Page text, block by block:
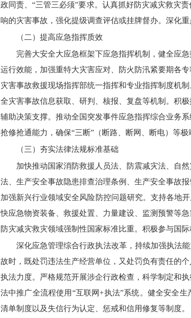
政同责、“三管三必须”要求。认真抓好防灾减灾救灾
响的灾害事故，强化提级调查评估或挂牌督办。深化
（二）提高应急指挥质效
完善大安全大应急框架下应急指挥机制，健全应
运行效能，加强重特大灾害应对、防火防汛紧要期各
灾害事故救援现场指挥部统一指挥和专业指挥制度机
全灾害事故信息获取、研判、核报、复盘等机制。积
辅助决策支撑。推动全国突发事件应急指挥综合业务
抢修抢通能力，确保“三断”（断路、断网、断电）等极
（三）夯实法律法规标准基础
加快推动国家消防救援人员法、防震减灾法、自
法、生产安全事故隐患排查治理条例、生产安全事故
加强新兴行业领域安全风险防控问题研究。支持各地
快应急物资装备、救援处置、力量建设、监测预警等
防灾减灾救灾领域强制性国家标准比重。积极参与国
深化应急管理综合行政执法改革，持续加强执法
故时，既处罚违法生产经营单位，又处罚负有责任的
执法力度。严格规范开展涉企行政检查，科学制定和
法中推广全流程使用“互联网+执法”系统。健全安全
清单制度以及失信行为认定、惩戒和信用修复等制度。